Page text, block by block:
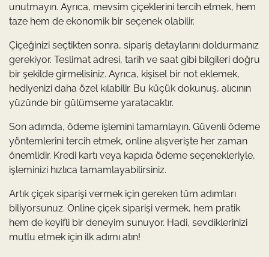
unutmayın. Ayrıca, mevsim çiçeklerini tercih etmek, hem
taze hem de ekonomik bir seçenek olabilir.
Çiçeğinizi seçtikten sonra, sipariş detaylarını doldurmanız
gerekiyor. Teslimat adresi, tarih ve saat gibi bilgileri doğru
bir şekilde girmelisiniz. Ayrıca, kişisel bir not eklemek,
hediyenizi daha özel kılabilir. Bu küçük dokunuş, alıcının
yüzünde bir gülümseme yaratacaktır.
Son adımda, ödeme işlemini tamamlayın. Güvenli ödeme
yöntemlerini tercih etmek, online alışverişte her zaman
önemlidir. Kredi kartı veya kapıda ödeme seçenekleriyle,
işleminizi hızlıca tamamlayabilirsiniz.
Artık çiçek siparişi vermek için gereken tüm adımları
biliyorsunuz. Online çiçek siparişi vermek, hem pratik
hem de keyifli bir deneyim sunuyor. Hadi, sevdiklerinizi
mutlu etmek için ilk adımı atın!